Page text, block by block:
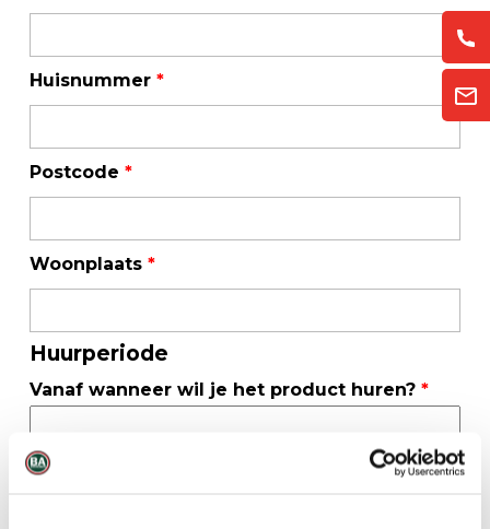
Huisnummer *
Postcode *
Woonplaats *
Huurperiode
Vanaf wanneer wil je het product huren? *
Tot wanneer wil je het product huren?*